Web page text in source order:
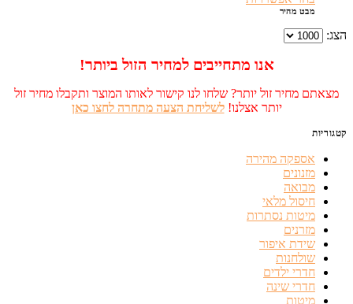
מבט מהיר
הצג:
אנו מתחייבים למחיר הזול ביותר!
מצאתם מחיר זול יותר? שלחו לנו קישור לאותו המוצר ותקבלו מחיר זול
יותר אצלנו!לשליחת הצעה מתחרה לחצו כאן
קטגוריות
אספקה מהירה
מזנונים
מבואה
חיסול מלאי
מיטות נסתרות
מזרנים
שידת איפור
שולחנות
חדרי ילדים
חדרי שינה
מיטות